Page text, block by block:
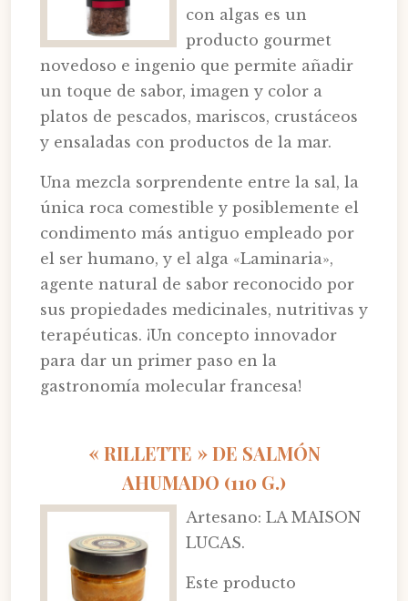
con algas es un
producto gourmet
novedoso e ingenio que permite añadir
un toque de sabor, imagen y color a
platos de pescados, mariscos, crustáceos
y ensaladas con productos de la mar.
Una mezcla sorprendente entre la sal, la
única roca comestible y posiblemente el
condimento más antiguo empleado por
el ser humano, y el alga «Laminaria»,
agente natural de sabor reconocido por
sus propiedades medicinales, nutritivas y
terapéuticas. ¡Un concepto innovador
para dar un primer paso en la
gastronomía molecular francesa!
« RILLETTE » DE SALMÓN
AHUMADO (110 G.)
Artesano: LA MAISON
LUCAS.
Este producto